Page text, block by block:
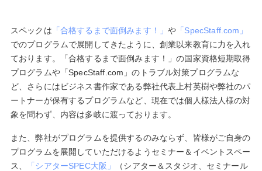
スペックは 「合格するまで面倒みます！」や 「SpecStaff.com」
でのプログラムで展開してきたように、創業以来教育に力を入れ
ております。「合格するまで面倒みます！」の国家資格短期取得
プログラムや「SpecStaff.com」のトラブル対策プログラムな
ど、さらにはビジネス書作家である弊社代表上村英樹や弊社のパ
ートナーが保有するプログラムなど、現在では個人様法人様の対
象を問わず、内容は多岐に渡っております。
また、弊社がプログラムを提供するのみならず、皆様がご自身の
プログラムを展開していただけるようセミナー＆イベントスペー
ス、
「シアターSPEC大阪」
（シアター＆スタジオ、セミナール